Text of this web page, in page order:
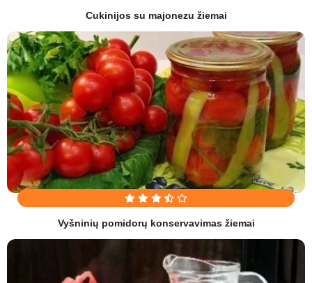
Cukinijos su majonezu žiemai
Vyšninių pomidorų konservavimas žiemai